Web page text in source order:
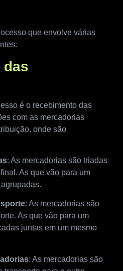
que envolve várias
das
é o recebimento das
com as mercadorias
onde são
: As mercadorias são triadas
As que vão para um
: As mercadorias são
As que vão para um
juntas em um mesmo
: As mercadorias são